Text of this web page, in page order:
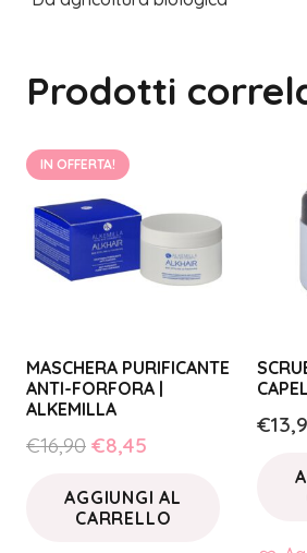
Prodotti
IN OFFERTA!
MASCHERA PURIFICANTE
ANTI-FORFORA |
ALKEMILLA
€16,90 Il
originale
era:
€8,45
attuale
è:
AGGIUNGI AL
CARRELLO
€